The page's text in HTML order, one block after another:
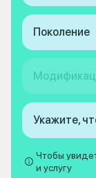
Поколение
Укажите,
Чтобы
и услугу